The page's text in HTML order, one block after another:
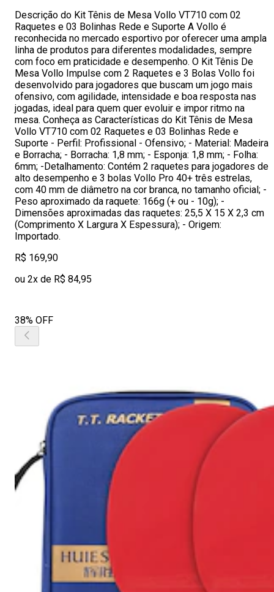
Descrição do Kit Tênis de Mesa Vollo VT710 com 02
Raquetes e 03 Bolinhas Rede e Suporte A Vollo é
reconhecida no mercado esportivo por oferecer uma ampla
linha de produtos para diferentes modalidades, sempre
com foco em praticidade e desempenho. O Kit Tênis De
Mesa Vollo Impulse com 2 Raquetes e 3 Bolas Vollo foi
desenvolvido para jogadores que buscam um jogo mais
ofensivo, com agilidade, intensidade e boa resposta nas
jogadas, ideal para quem quer evoluir e impor ritmo na
mesa. Conheça as Características do Kit Tênis de Mesa
Vollo VT710 com 02 Raquetes e 03 Bolinhas Rede e
Suporte - Perfil: Profissional - Ofensivo; - Material: Madeira
e Borracha; - Borracha: 1,8 mm; - Esponja: 1,8 mm; - Folha:
6mm; -Detalhamento: Contém 2 raquetes para jogadores de
alto desempenho e 3 bolas Vollo Pro 40+ três estrelas,
com 40 mm de diâmetro na cor branca, no tamanho oficial; -
Peso aproximado da raquete: 166g (+ ou - 10g); -
Dimensões aproximadas das raquetes: 25,5 X 15 X 2,3 cm
(Comprimento X Largura X Espessura); - Origem:
Importado.
R$ 169,90
ou 2x de R$ 84,95
38% OFF